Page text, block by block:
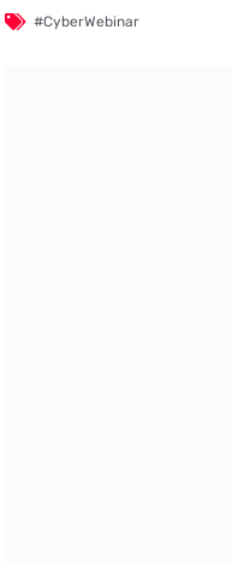
#CyberWebinar